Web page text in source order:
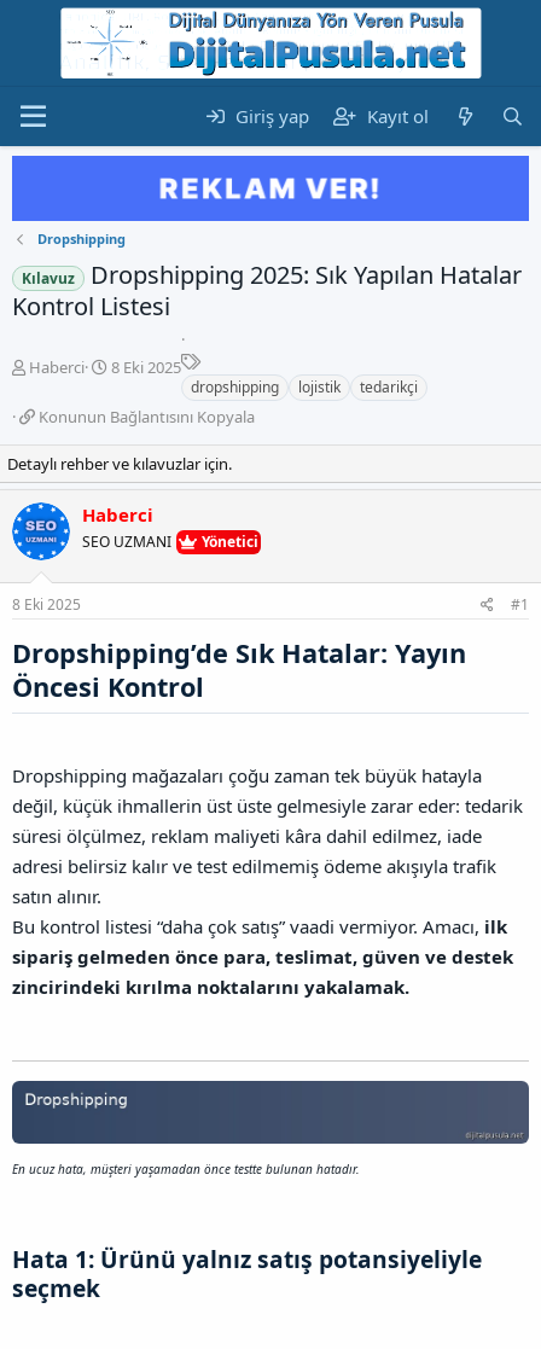
Giriş yap Kayıt ol
Dropshipping
Kılavuz
Dropshipping 2025: Sık Yapılan Hatalar
Kontrol Listesi
K
n
y
b
a
ş
l
a
a
Haberci
B
ş
n
ı
ç
a
h
8 Eki 2025
E
t
i
k
e
t
l
r
dropshipping lojistik tedarikçi
K
n
u
n
u
n
ğ
a
t
ı
n
ı
K
p
y
a
a
Konunun Bağlantısını Kopyala
Detaylı rehber ve kılavuzlar için.
Haberci
SEO UZMANI Yönetici
8 Eki 2025 #1
Dropshipping’de Sık Hatalar: Yayın
Öncesi Kontrol​
Dropshipping mağazaları çoğu zaman tek büyük hatayla
değil, küçük ihmallerin üst üste gelmesiyle zarar eder: tedarik
süresi ölçülmez, reklam maliyeti kâra dahil edilmez, iade
adresi belirsiz kalır ve test edilmemiş ödeme akışıyla trafik
satın alınır.
Bu kontrol listesi “daha çok satış” vaadi vermiyor. Amacı, ilk
sipariş gelmeden önce para, teslimat, güven ve destek
zincirindeki kırılma noktalarını yakalamak.
En ucuz hata, müşteri yaşamadan önce testte bulunan hatadır.
Hata 1: Ürünü yalnız satış potansiyeliyle
seçmek​